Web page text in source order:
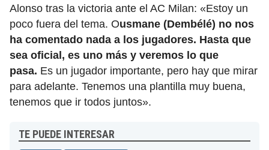
Alonso tras la victoria ante el AC Milan: «Estoy un
poco fuera del tema. Ousmane (Dembélé) no nos
ha comentado nada a los jugadores. Hasta que
sea oficial, es uno más y veremos lo que
pasa. Es un jugador importante, pero hay que mirar
para adelante. Tenemos una plantilla muy buena,
tenemos que ir todos juntos».
TE PUEDE INTERESAR